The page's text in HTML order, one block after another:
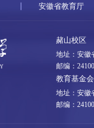
安徽省教育厅
赭山校区
地址：安徽
邮编：
教育基金会
地址：安徽
邮编：